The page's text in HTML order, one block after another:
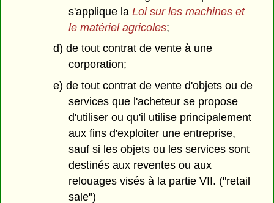
s'applique la Loi sur les machines et
le matériel agricoles;
d) de tout contrat de vente à une
corporation;
e) de tout contrat de vente d'objets ou de
services que l'acheteur se propose
d'utiliser ou qu'il utilise principalement
aux fins d'exploiter une entreprise,
sauf si les objets ou les services sont
destinés aux reventes ou aux
relouages visés à la partie VII. ("retail
sale")